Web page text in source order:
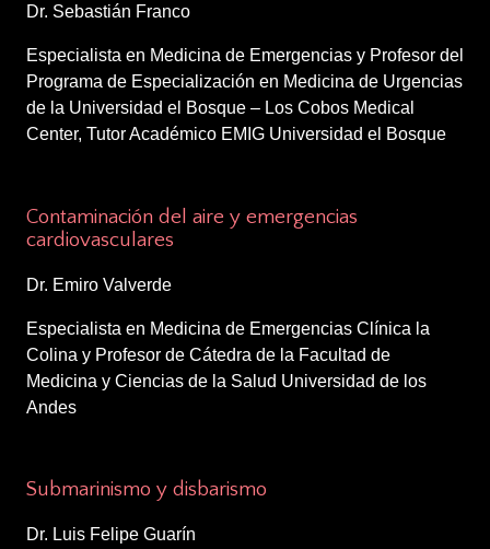
Dr. Sebastián Franco
Especialista en Medicina de Emergencias y Profesor del
Programa de Especialización en Medicina de Urgencias
de la Universidad el Bosque – Los Cobos Medical
Center, Tutor Académico EMIG Universidad el Bosque
Contaminación del aire y emergencias
cardiovasculares
Dr. Emiro Valverde
Especialista en Medicina de Emergencias Clínica la
Colina y Profesor de Cátedra de la Facultad de
Medicina y Ciencias de la Salud Universidad de los
Andes
Submarinismo y disbarismo
Dr. Luis Felipe Guarín